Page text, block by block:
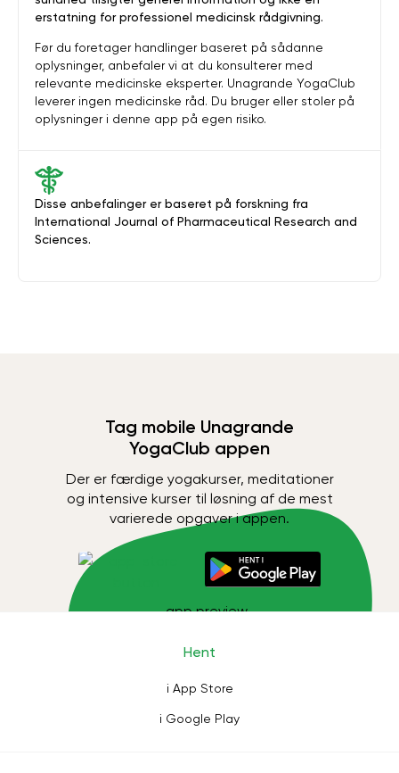
Disse anbefalinger er baseret på forskning fra
International Journal of Pharmaceutical Research and
Sciences.
erstatning for professionel medicinsk rådgivning.
Før du foretager handlinger baseret på sådanne
oplysninger, anbefaler vi at du konsulterer med
relevante medicinske eksperter. Unagrande YogaClub
leverer ingen medicinske råd. Du bruger eller stoler på
oplysninger i denne app på egen risiko.
Tag mobile Unagrande
YogaClub appen
Der er færdige yogakurser, meditationer
og intensive kurser til løsning af de mest
varierede opgaver i appen.
Hent
i App Store
i Google Play